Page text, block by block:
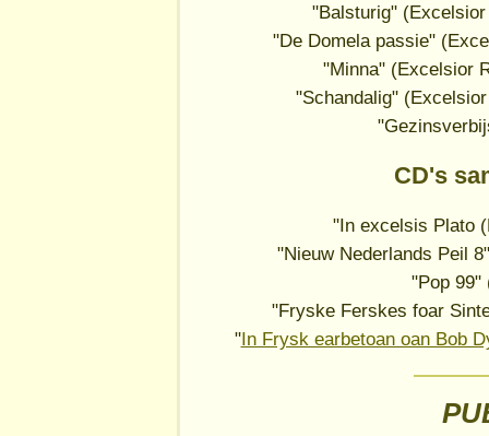
"Balsturig"
"De Domela passie"
"Minna" (Excelsior
"Schandalig"
CD's
"In excelsis Plato
"Nieuw Nederlands Peil
"Pop 99"
"Fryske Ferskes foar
"In Frysk earbetoan oan Bob